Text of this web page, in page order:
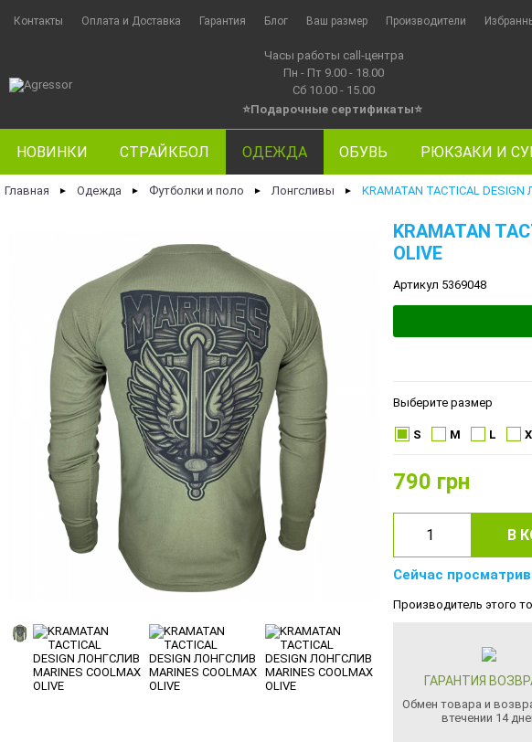
Контакты Оплата и Доставка Гарантия Блог Ваш размер Производители
Часы работы call-центра
Пн - Пт 9.00 - 18.00
Сб 10.00 - 15.00
⭐Подарочные сертификаты⭐
НОВИНКИ СТРАЙКБОЛ ОДЕЖДА ОБУВЬ РЮКЗАКИ И
Главная ► Одежда ► Футболки и поло ► Лонгсливы ► KRAMATAN TACTICAL
KRAMATAN
OLIVE
Артикул 5369048
Выберите размер
S M L
790 грн
В
Сейчас
Производитель этого
ГАРАНТИЯ
Обмен товара и
втечении 14